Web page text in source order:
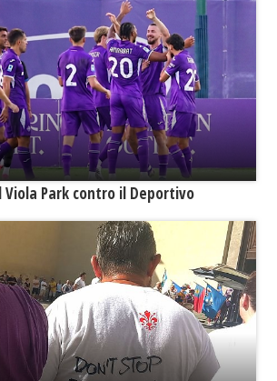
Viola Park contro il Deportivo